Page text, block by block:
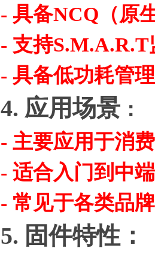
- 具备NCQ（原
- 支持S.M.A.R.T
- 具备低功耗管
4. 应用场景 ：
- 主要应用于消
- 适合入门到中
- 常见于各类品
5. 固件特性：